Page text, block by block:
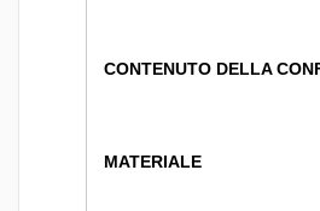
CONTENUTO DELLA
MATERIALE